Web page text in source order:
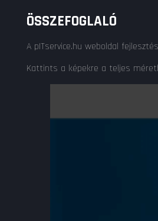
ÖSSZEFOGLALÓ
A pITservice.hu weboldal
Kattints a képekre a teljes